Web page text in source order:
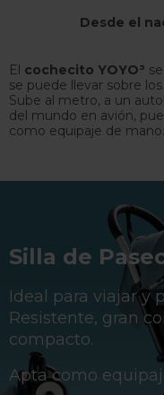
Desde el
El cochecito YOYO³
se puede llevar sobre
Sube al metro, a un
del mundo en avión,
como equipaje de mano.
Silla de
Ideal para viajar y
Resistente, gran
compacto.
Apta como